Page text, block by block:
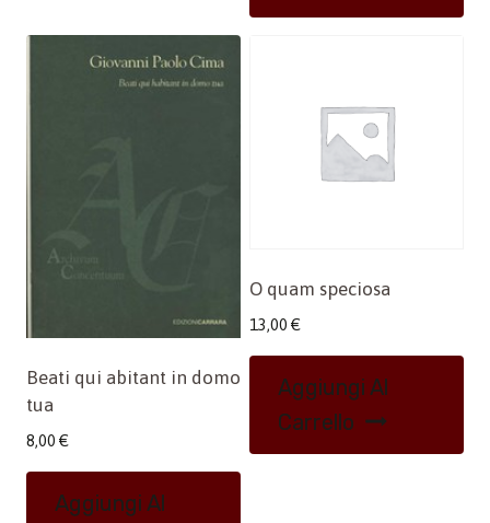
Beati qui abitant in domo
tua
8,00 €
Aggiungi Al
O quam speciosa
13,00 €
Aggiungi Al
Carrello